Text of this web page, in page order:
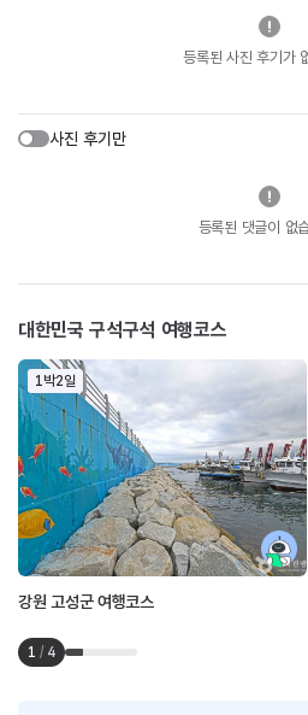
등록된 사진 후기가
사진 후기만
등록된 댓글이 없
대한민국 구석구석 여행코스
1박2일
강원 고성군 여행코스
1 / 4